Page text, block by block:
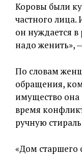
Коровы были
частного
он нуждается в
надо женить»,
По словам
обращения,
имущество она
время
ручную
«Дом старшего